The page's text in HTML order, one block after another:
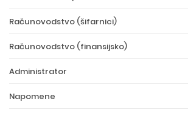
Računovodstvo (šifarnici)
Računovodstvo (finansijsko)
Administrator
Napomene